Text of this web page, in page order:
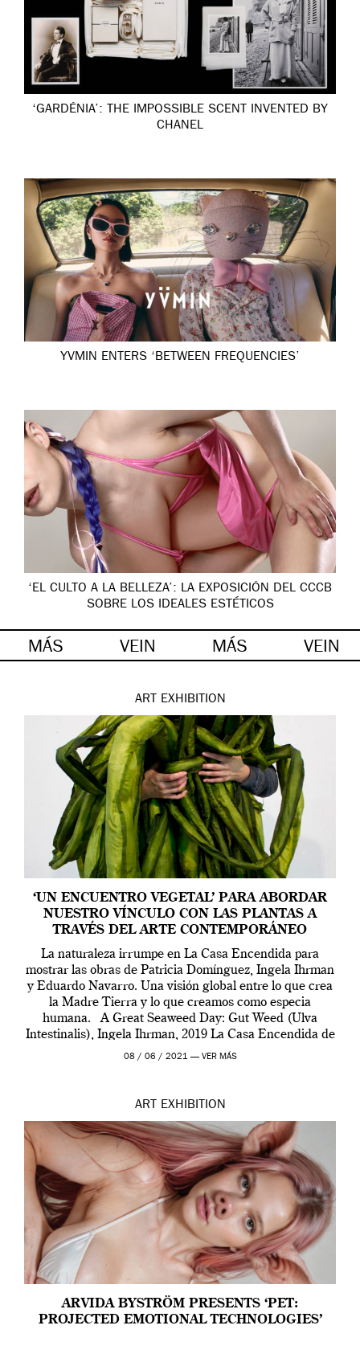
‘GARDÉNIA’: THE IMPOSSIBLE SCENT INVENTED BY
CHANEL
YVMIN ENTERS ‘BETWEEN FREQUENCIES’
‘EL CULTO A LA BELLEZA’: LA EXPOSICIÓN DEL CCCB
SOBRE LOS IDEALES ESTÉTICOS
MÁS VEIN MÁS VEIN
ART EXHIBITION
‘UN ENCUENTRO VEGETAL’ PARA ABORDAR
NUESTRO VÍNCULO CON LAS PLANTAS A
TRAVÉS DEL ARTE CONTEMPORÁNEO
La naturaleza irrumpe en La Casa Encendida para
mostrar las obras de Patricia Domínguez, Ingela Ihrman
y Eduardo Navarro. Una visión global entre lo que crea
la Madre Tierra y lo que creamos como especia
humana. A Great Seaweed Day: Gut Weed (Ulva
Intestinalis), Ingela Ihrman, 2019 La Casa Encendida de
Madrid y la Wellcome […]
08 / 06 / 2021 — VER MÁS
ART EXHIBITION
ARVIDA BYSTRÖM PRESENTS ‘PET:
PROJECTED EMOTIONAL TECHNOLOGIES’